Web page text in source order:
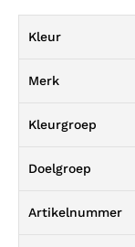
Kleur
Merk
Kleurgroep
Doelgroep
Artikelnummer